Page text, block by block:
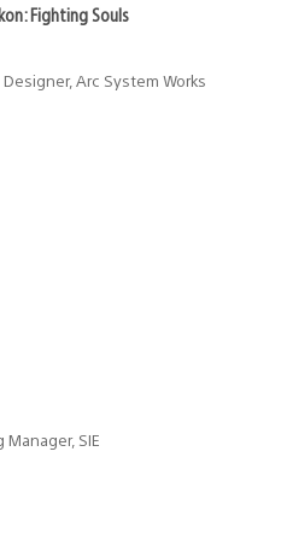
Fighting Souls
Arc System Works
SIE